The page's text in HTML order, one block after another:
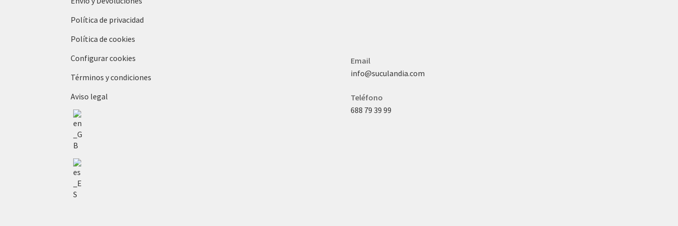
Política de privacidad
Política de cookies
Configurar cookies
Términos y condiciones
Aviso legal
Email
info@suculandia.com
Teléfono
688 79 39 99